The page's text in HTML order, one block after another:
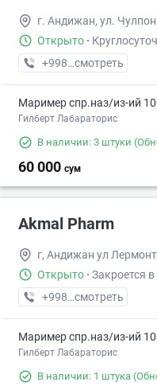
г. Андижан, ул.
Открыто ·
+998 (91) XXX-XX-XX
смотреть
Маример спр.наз/из-ий
Гилберт Лабараторис
В наличии: 3 штуки
60 000 сум
Akmal Pharm
г, Андижан ул
Открыто · Закроется в
+998 (90) XXX-XX-XX
смотреть
Маример спр.наз/из-ий
Гилберт Лабараторис
В наличии: 1 штука